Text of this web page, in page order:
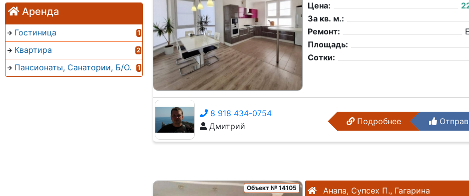
Аренда
Гостиница 1
Квартира 2
Пансионаты, Санатории, Б/О. 1
Цена:
За кв. м.:
Ремонт:
Площадь:
Сотки:
8 918 434-0754
Дмитрий
Подробнее
Объект № 14105
Анапа, Супсех П., Гагарина